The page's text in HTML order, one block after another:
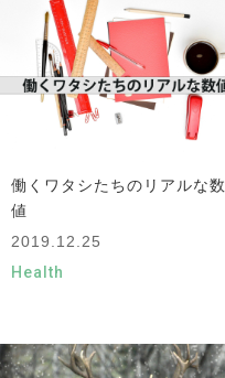
働くワタシたちのリアルな数
値
2019.12.25
Health